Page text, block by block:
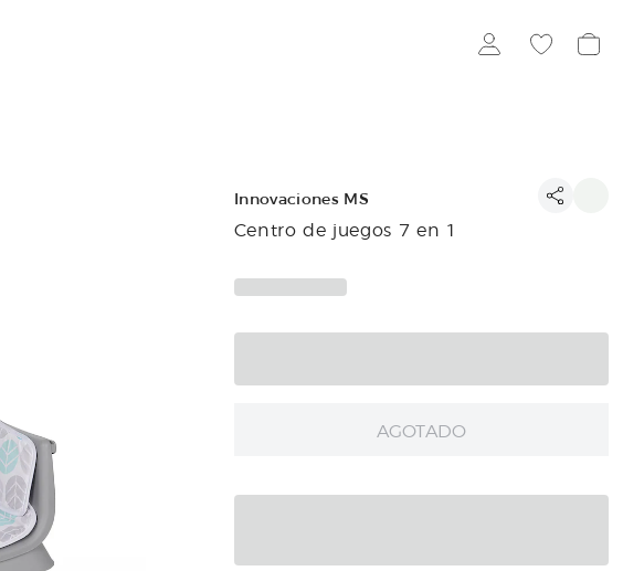
Innovaciones MS
Centro de juegos 7 en 1
AGOTADO